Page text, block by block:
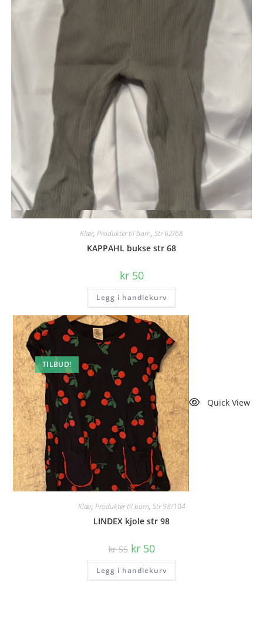
Quick View
Klær, Produkter til barn, Str 62/68
KAPPAHL bukse str 68
kr50
Legg i handlekurv
TILBUD!
Quick View
Klær, Produkter til barn, Str 98/104
LINDEX kjole str 98
kr55 Opprinnelig
pris
var:
kr 55.
kr50Nåværende
pris
er:
kr 50.
Legg i handlekurv